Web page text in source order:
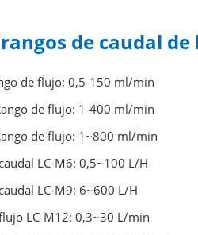
de caudal
de flujo: 0,5-150 ml/min
de flujo: 1-400 ml/min
de flujo: 1~800 ml/min
LC-M6: 0,5~100 L/H
LC-M9: 6~600 L/H
LC-M12: 0,3~30 L/min